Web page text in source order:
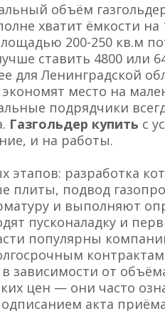
объём
хватит ёмкости на
200-250 кв.м
ставить 4800 или
для Ленинградской
место на
подрядчики
Газгольдер купить с
и на работы.
разработка
плиты, подвод
и выполняют
пусконаладку и
популярны
в зависимости от
цен — они часто
акта